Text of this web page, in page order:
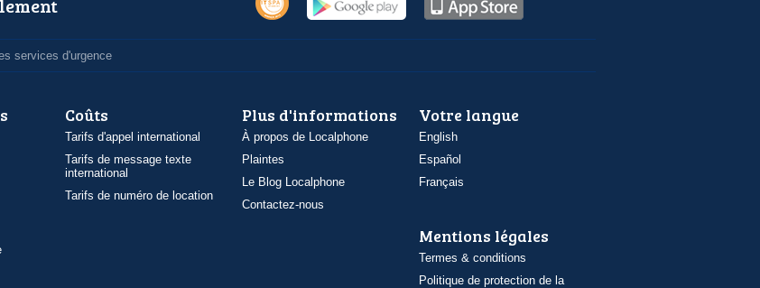
services d'urgence
Coûts
Tarifs d'appel international
Tarifs de message texte
international
Tarifs de numéro de location
Plus d'informations
À propos de Localphone
Plaintes
Le Blog Localphone
Contactez-nous
Votre langue
English
Español
Français
Mentions légales
Termes & conditions
Politique de protection de la